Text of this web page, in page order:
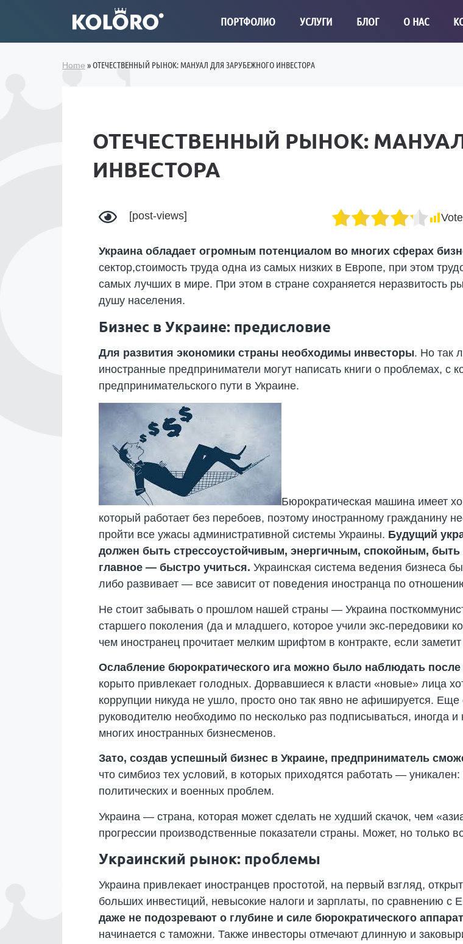
ПОРТФОЛИО УСЛУГИ БЛОГ О НАС
Home »ОТЕЧЕСТВЕННЫЙ РЫНОК: МАНУАЛ ДЛЯ ЗАРУБЕЖНОГО ИНВЕСТОРА
ОТЕЧЕСТВЕННЫЙ РЫНОК:
ИНВЕСТОРА
[post-views]
Украина обладает огромным потенциалом во многих сферах
сектор,стоимость труда одна из самых низких в Европе, при этом
самых лучших в мире. При этом в стране сохраняется неразвитость
душу населения.
Бизнес в Украине: предисловие
Для развития экономики страны необходимы инвесторы. Но так
иностранные предприниматели могут написать книги о проблемах, с
предпринимательского пути в Украине.
Бюрократическая машина имеет
который работает без перебоев, поэтому иностранному гражданину
пройти все ужасы административной системы Украины. Будущий
должен быть стрессоустойчивым, энергичным, спокойным,
главное — быстро учиться. Украинская система ведения бизнеса
либо развивает — все зависит от поведения иностранца по
Не стоит забывать о прошлом нашей страны — Украина
старшего поколения (да и младшего, которое учили экс-передовики
чем иностранец прочитает мелким шрифтом в контракте, если
Ослабление бюрократического ига можно было наблюдать
корыто привлекает голодных. Дорвавшиеся к власти «новые» лица
коррупции никуда не ушло, просто оно так явно не афишируется.
руководителю необходимо по несколько раз подписываться, иногда
многих иностранных бизнесменов.
Зато, создав успешный бизнес в Украине, предприниматель
что симбиоз тех условий, в которых приходятся работать —
политических и военных проблем.
Украина — страна, которая может сделать не худший скачок, чем
прогрессии производственные показатели страны. Может, но только
Украинский рынок: проблемы
Украина привлекает иностранцев простотой, на первый взгляд,
больших инвестиций, невысокие налоги и зарплаты, по сравнению с
даже не подозревают о глубине и силе бюрократического
начинается с таможни. Также инвесторы отмечают длинную и